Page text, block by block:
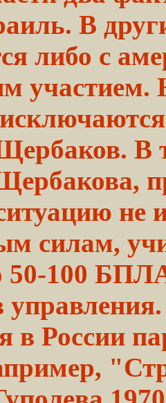
В
либо с
В
не
силам,
50-100
управления.
России